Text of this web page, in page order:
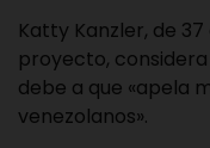
Katty Kanzler, de
proyecto,
debe a que «apela
venezolanos».